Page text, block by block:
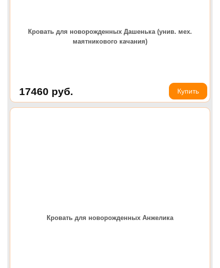
Кровать для новорожденных Дашенька (унив. мех.
маятникового качания)
17460 руб. Купить
Кровать для новорожденных Анжелика